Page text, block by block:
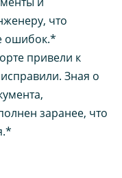
что
ошибок.*
привели к
Зная о
заранее, что